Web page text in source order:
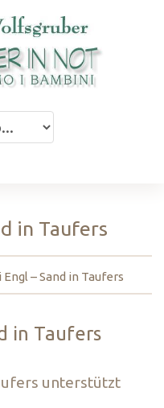
in Taufers
– Sand in Taufers
in Taufers
unterstützt